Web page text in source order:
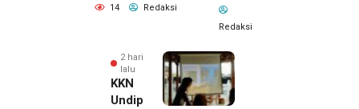
14 Redaksi
Redaksi
2 hari
lalu
KKN
Undip